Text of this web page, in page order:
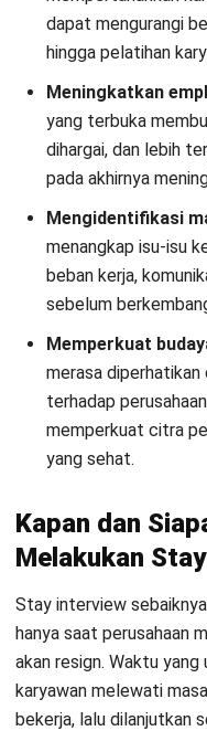
Melakukan
Stay interview
hanya saat perusahaan
akan resign. Waktu
karyawan melewati
perubahan pengalaman
Proses ini dapat
perusahaan. Atasan
kondisi pekerjaan
menjaga objektivitas
menjadi strategi
keduanya akan
perusahaan.
Cara
Efektif